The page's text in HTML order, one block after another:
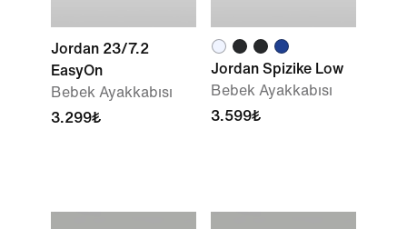
Jordan 23/7.2
EasyOn
Bebek Ayakkabısı
3.299₺
Jordan Spizike Low
Bebek Ayakkabısı
3.599₺